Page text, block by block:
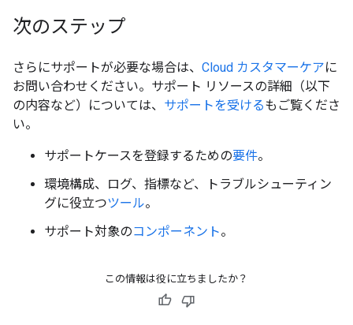
次のステップ
さらにサポートが必要な場合は、 Cloud カスタマーケアに
お問い合わせください。サポート リソースの詳細（以下
の内容など）については、 サポートを受けるもご覧くださ
い。
サポートケースを登録するための要件。
環境構成、ログ、指標など、トラブルシューティン
グに役立つツール。
サポート対象のコンポーネント。
この情報は役に立ちましたか？